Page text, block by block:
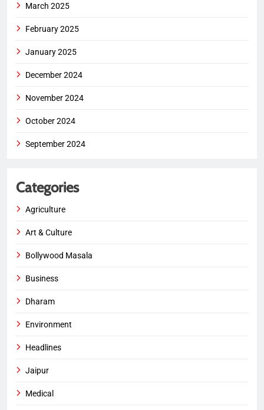
March 2025
February 2025
January 2025
December 2024
November 2024
October 2024
September 2024
Categories
Agriculture
Art & Culture
Bollywood Masala
Business
Dharam
Environment
Headlines
Jaipur
Medical